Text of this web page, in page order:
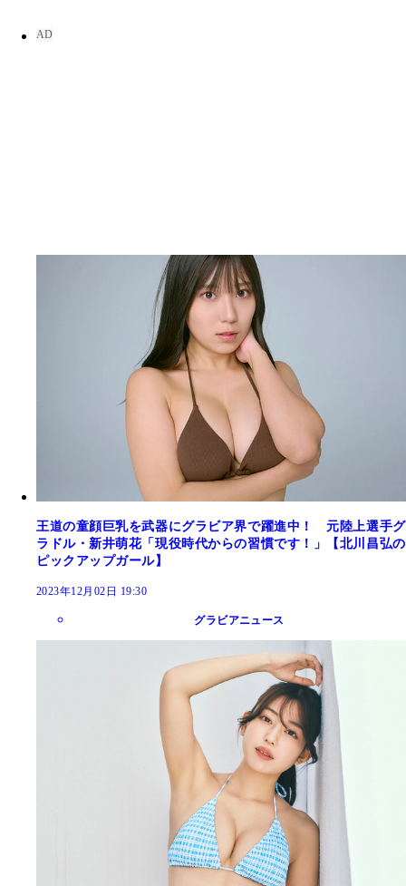
王道の童顔巨乳を武器にグラビア界で躍進中！ 元陸上選手グ
ラドル・新井萌花「現役時代からの習慣です！」【北川昌弘の
ピックアップガール】
2023年12月02日 19:30
グラビアニュース